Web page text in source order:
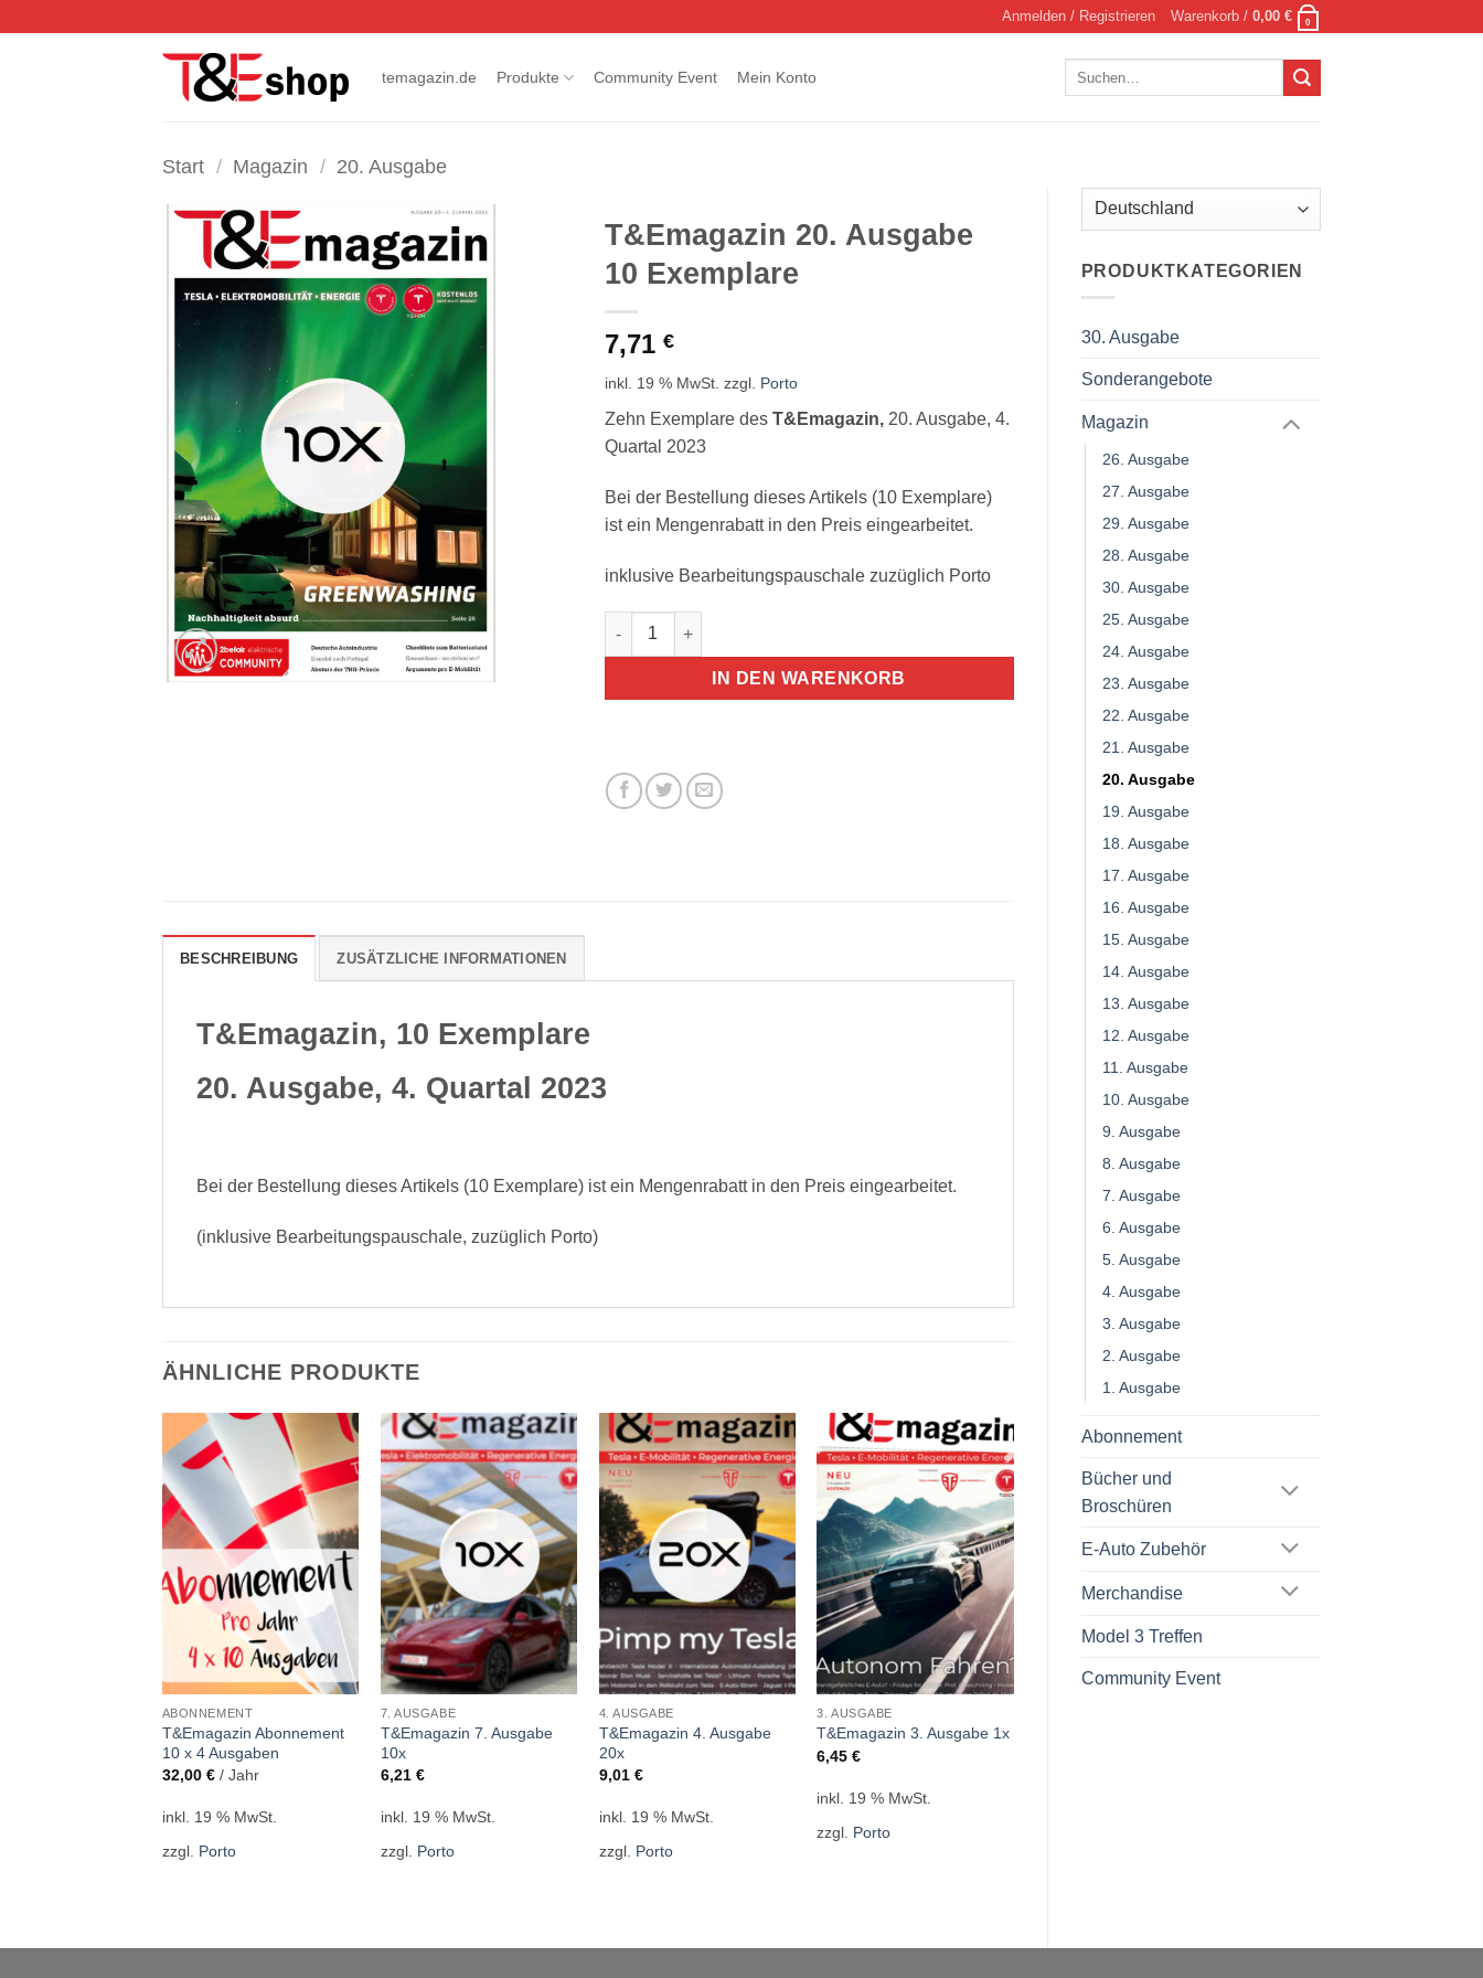
Anmelden / Registrieren Warenkorb / 0,00 € 0
temagazin.de Produkte Community Event Mein Konto
Start / Magazin / 20. Ausgabe
PRODUKTKATEGORIEN
30. Ausgabe
Sonderangebote
Magazin
26. Ausgabe
27. Ausgabe
29. Ausgabe
28. Ausgabe
30. Ausgabe
25. Ausgabe
24. Ausgabe
23. Ausgabe
22. Ausgabe
21. Ausgabe
20. Ausgabe
19. Ausgabe
18. Ausgabe
17. Ausgabe
16. Ausgabe
15. Ausgabe
14. Ausgabe
13. Ausgabe
12. Ausgabe
11. Ausgabe
10. Ausgabe
9. Ausgabe
8. Ausgabe
7. Ausgabe
6. Ausgabe
5. Ausgabe
4. Ausgabe
3. Ausgabe
2. Ausgabe
1. Ausgabe
Abonnement
Bücher und
Broschüren
E-Auto Zubehör
Merchandise
Model 3 Treffen
Community Event
T&Emagazin 20. Ausgabe
10 Exemplare
7,71 €
inkl. 19 % MwSt. zzgl. Porto
Zehn Exemplare des T&Emagazin, 20. Ausgabe, 4.
Quartal 2023
Bei der Bestellung dieses Artikels (10 Exemplare)
ist ein Mengenrabatt in den Preis eingearbeitet.
inklusive Bearbeitungspauschale zuzüglich Porto
T&Emagazin 20. Ausgabe 10 Exemplare Menge
IN DEN WARENKORB
BESCHREIBUNG ZUSÄTZLICHE INFORMATIONEN
T&Emagazin, 10 Exemplare
20. Ausgabe, 4. Quartal 2023
Bei der Bestellung dieses Artikels (10 Exemplare) ist ein Mengenrabatt in den Preis eingearbeitet.
(inklusive Bearbeitungspauschale, zuzüglich Porto)
ÄHNLICHE PRODUKTE
ABONNEMENT
T&Emagazin Abon­ne­ment
10 x 4 Ausgaben
32,00 € / Jahr
inkl. 19 % MwSt.
zzgl. Porto
7. AUSGABE
T&Emagazin 7. Ausgabe
10x
6,21 €
inkl. 19 % MwSt.
zzgl. Porto
4. AUSGABE
T&Emagazin 4. Ausgabe
20x
9,01 €
inkl. 19 % MwSt.
zzgl. Porto
3. AUSGABE
T&Emagazin 3. Ausgabe 1x
6,45€
inkl. 19 % MwSt.
zzgl. Porto